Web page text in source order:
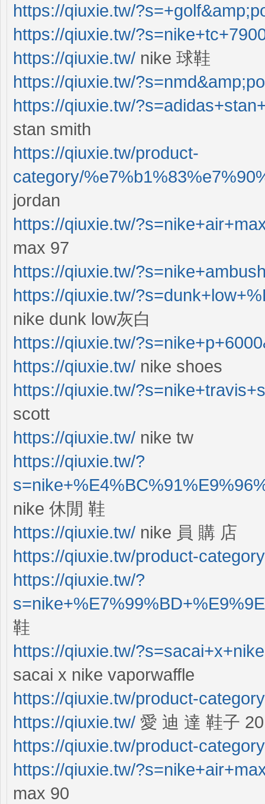
https://qiuxie.tw/
https://qiuxie.tw/
https://qiuxie.tw/ nike 球鞋
https://qiuxie.tw/
https://qiuxie.tw/
stan smith
https://qiuxie.tw/product-
category/
jordan
https://qiuxie.tw/
max 97
https://qiuxie.tw/
https://qiuxie.tw/
nike dunk low灰白
https://qiuxie.tw/
https://qiuxie.tw/ nike shoes
https://qiuxie.tw/
scott
https://qiuxie.tw/ nike tw
https://qiuxie.tw/?
nike 休閒 鞋
https://qiuxie.tw/ nike 員 購 店
https://qiuxie.tw/product-
https://qiuxie.tw/?
鞋
https://qiuxie.tw/
sacai x nike vaporwaffle
https://qiuxie.tw/product-
https://qiuxie.tw/ 愛 迪 達 鞋子
https://qiuxie.tw/product-
https://qiuxie.tw/
max 90